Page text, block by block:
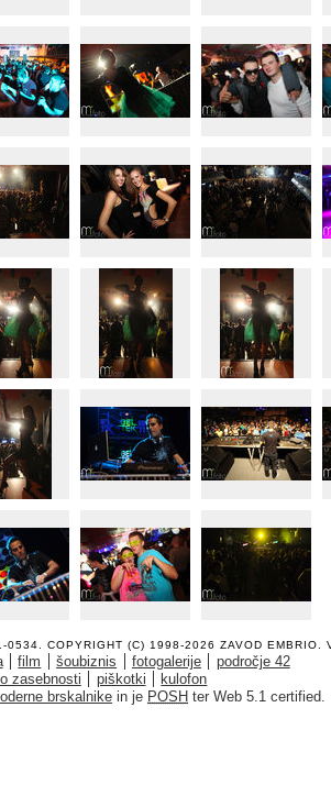
0534. COPYRIGHT (C) 1998-2026 ZAVOD EMBRIO .
film šoubiznis fotogalerije
področje 42
zasebnosti piškotki
kulofon
brskalnike in je POSH ter Web 5.1 certified.